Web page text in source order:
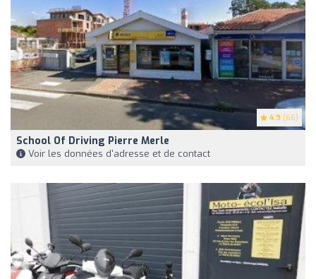
4.9 (66)
School Of Driving Pierre Merle
Voir les données d'adresse et de contact